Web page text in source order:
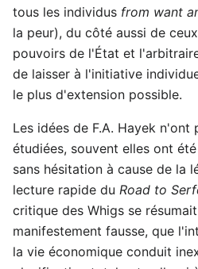
tous les individus from want
la peur), du côté aussi de
pouvoirs de l'État et
de laisser à l'initiative
le plus d'extension possible.
Les idées de F.A. Hayek n'ont
étudiées, souvent elles ont
sans hésitation à cause de la
lecture rapide du Road to
critique des Whigs se
manifestement fausse, que
la vie économique conduit